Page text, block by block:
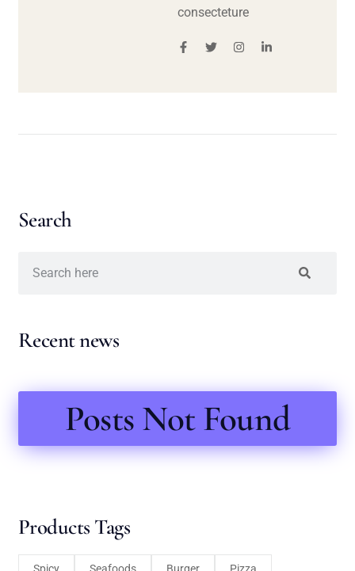
consecteture
Search
Recent news
Posts Not Found
Products Tags
Spicy Seafoods Burger Pizza